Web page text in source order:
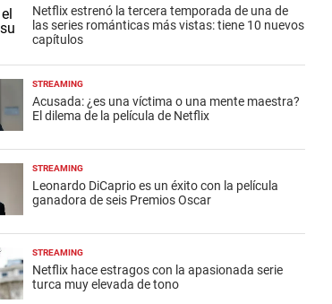
Netflix estrenó la tercera temporada de una de
las series románticas más vistas: tiene 10 nuevos
capítulos
STREAMING
Acusada: ¿es una víctima o una mente maestra?
El dilema de la película de Netflix
STREAMING
Leonardo DiCaprio es un éxito con la película
ganadora de seis Premios Oscar
STREAMING
Netflix hace estragos con la apasionada serie
turca muy elevada de tono